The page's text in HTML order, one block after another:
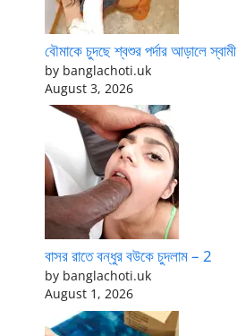
বৌমাকে চুদছে শ্বশুর পর্দার আড়ালে স্বামী
by banglachoti.uk
August 3, 2026
বাসর রাতে বন্ধুর বউকে চুদলাম – 2
by banglachoti.uk
August 1, 2026